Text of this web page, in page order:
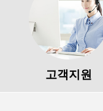
고객지원